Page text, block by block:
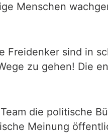
Menschen
Freidenker sind in
zu gehen! Die
die politische
Meinung